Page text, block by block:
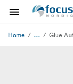
Home ... Glue